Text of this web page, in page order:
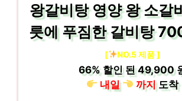
왕갈비탕 영양 왕 소갈
릇에 푸짐한 갈비탕
[ NO.5 제품 ]
66%할인 된49,900
내일
까지도착